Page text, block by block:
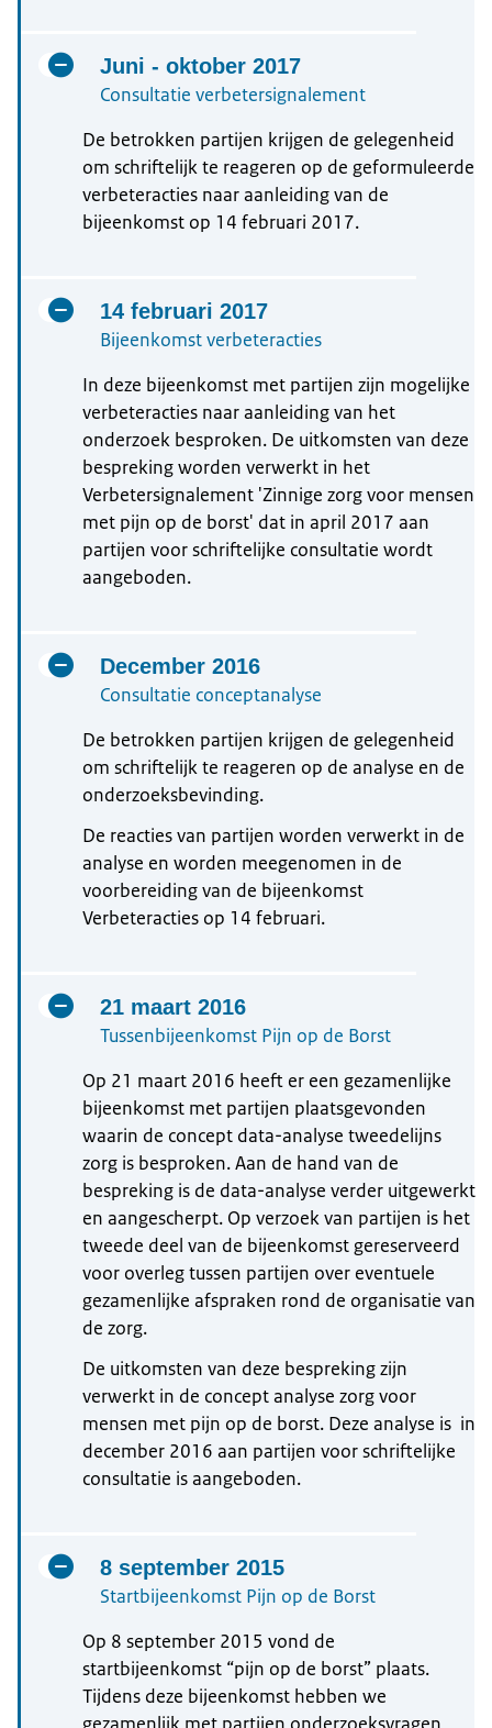
Juni - oktober 2017
Consultatie verbetersignalement
De betrokken partijen krijgen de gelegenheid
om schriftelijk te reageren op de geformuleerde
verbeteracties naar aanleiding van de
bijeenkomst op 14 februari 2017.
14 februari 2017
Bijeenkomst verbeteracties
In deze bijeenkomst met partijen zijn mogelijke
verbeteracties naar aanleiding van het
onderzoek besproken. De uitkomsten van deze
bespreking worden verwerkt in het
Verbetersignalement 'Zinnige zorg voor mensen
met pijn op de borst' dat in april 2017 aan
partijen voor schriftelijke consultatie wordt
aangeboden.
December 2016
Consultatie conceptanalyse
De betrokken partijen krijgen de gelegenheid
om schriftelijk te reageren op de analyse en de
onderzoeksbevinding.
De reacties van partijen worden verwerkt in de
analyse en worden meegenomen in de
voorbereiding van de bijeenkomst
Verbeteracties op 14 februari.
21 maart 2016
Tussenbijeenkomst Pijn op de Borst
Op 21 maart 2016 heeft er een gezamenlijke
bijeenkomst met partijen plaatsgevonden
waarin de concept data-analyse tweedelijns
zorg is besproken. Aan de hand van de
bespreking is de data-analyse verder uitgewerkt
en aangescherpt. Op verzoek van partijen is het
tweede deel van de bijeenkomst gereserveerd
voor overleg tussen partijen over eventuele
gezamenlijke afspraken rond de organisatie van
de zorg.
De uitkomsten van deze bespreking zijn
verwerkt in de concept analyse zorg voor
mensen met pijn op de borst. Deze analyse is in
december 2016 aan partijen voor schriftelijke
consultatie is aangeboden.
8 september 2015
Startbijeenkomst Pijn op de Borst
Op 8 september 2015 vond de
startbijeenkomst “pijn op de borst” plaats.
Tijdens deze bijeenkomst hebben we